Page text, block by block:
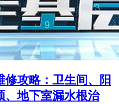
修攻略：卫生间、阳
、地下室漏水根治